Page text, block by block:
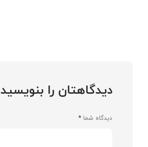
دیدگاهتان را بنویسید
دیدگاه شما *